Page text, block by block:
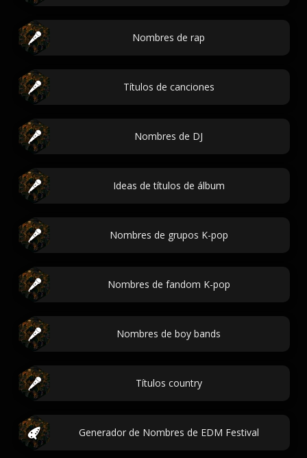
Nombres de rap
Títulos de canciones
Nombres de DJ
Ideas de títulos de álbum
Nombres de grupos K-pop
Nombres de fandom K-pop
Nombres de boy bands
Títulos country
Generador de Nombres de EDM Festival